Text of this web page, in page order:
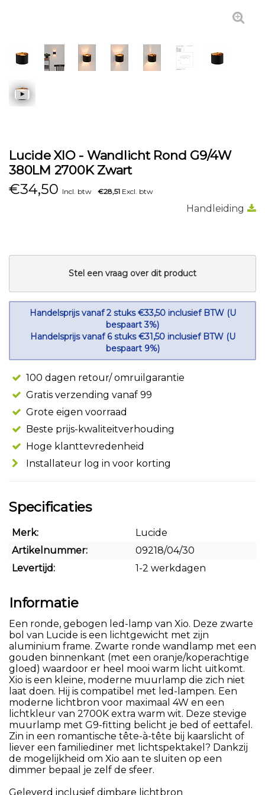
Lucide XIO - Wandlicht Rond G9/4W
380LM 2700K Zwart
€34,50 Incl. btw €28,51 Excl. btw
Handleiding
Stel een vraag over dit product
Handelsprijs vanaf 2 stuks €33,50 inclusief BTW (U
bespaart 3%)
Handelsprijs vanaf 6 stuks €31,50 inclusief BTW (U
bespaart 9%)
100 dagen retour/ omruilgarantie
Gratis verzending vanaf 99
Grote eigen voorraad
Beste prijs-kwaliteitverhouding
Hoge klanttevredenheid
Installateur log in voor korting
Specificaties
Merk:
Lucide
Artikelnummer:
09218/04/30
Levertijd:
1-2 werkdagen
Informatie
Een ronde, gebogen led-lamp van Xio. Deze zwarte
bol van Lucide is een lichtgewicht met zijn
aluminium frame. Zwarte ronde wandlamp met een
gouden binnenkant (met een oranje/koperachtige
gloed) waardoor er heel mooi warm licht uitkomt.
Xio is een kleine, moderne muurlamp die zich niet
laat doen. Hij is compatibel met led-lampen. Een
moderne lichtbron voor maximaal 4W en een
lichtkleur van 2700K extra warm wit. Deze stevige
muurlamp met G9-fitting belicht je bed of eettafel.
Zin in een romantische tête-à-tête bij kaarslicht of
liever een familiediner met lichtspektakel? Dankzij
de mogelijkheid om Xio aan te sluiten op een
dimmer bepaal je zelf de sfeer.
Geleverd inclusief dimbare lichtbron